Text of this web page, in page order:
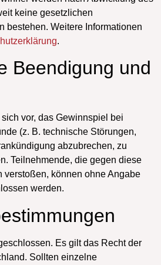
keine gesetzlichen
bestehen. Weitere Informationen
.
Beendigung und
vor, das Gewinnspiel bei
(z. B. technische Störungen,
abzubrechen, zu
Teilnehmende, die gegen diese
verstoßen, können ohne Angabe
werden.
Es gilt das Recht der
Sollten einzelne